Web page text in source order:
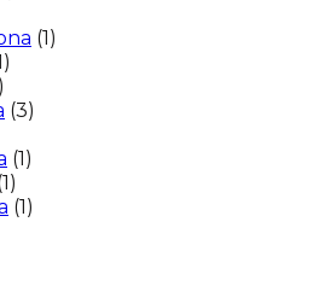
(1)
)
)
(3)
(1)
1)
(1)